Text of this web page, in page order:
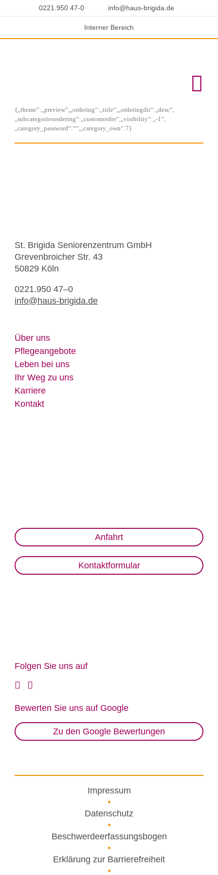
0221.950 47-0 info@haus-brigida.de
In­ter­ner Be­reich
{„theme“:„preview“,„ordering“:„title“,„orderingdir“:„desc“,
„subcategoriesordering“:„customorder“,„visibility“:„-1“,
„category_password“:““,„category_own“:7}
St. Bri­gi­da Se­nio­ren­zen­trum GmbH
Gre­ven­broi­cher Str. 43
50829 Köln
0221.950 47–0
info@​haus-​brigida.​de
Über uns
Pfle­ge­an­ge­bo­te
Le­ben bei uns
Ihr Weg zu uns
Kar­rie­re
Kon­takt
Anfahrt
Kontaktformular
Fol­gen Sie uns auf
Be­wer­ten Sie uns auf Goog­le
Zu den Google Bewertungen
Impressum
Datenschutz
Beschwerdeerfassungsbogen
Erklärung zur Barrierefreiheit